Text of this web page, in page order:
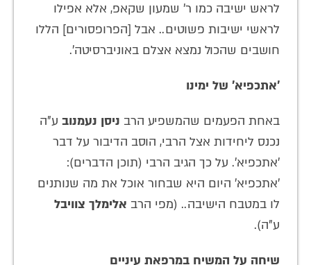
לראש ישיבה כמו ר' שמעון שקאפ, אלא אפילו
לראשי ישיבות פשוטים.. אבל [הפרופסורים] הללו
חושבים שהכול נמצא אצלם באוניברסיטה'.
'אתכפיא' של ימינו
באחת הפעמים שהמשפיע הרב ניסן נעמנוב ע"ה
נכנס ליחידות אצל הרבי, הוסב הדיבור על דבר
'אתכפיא'. על כך הגיב הרבי (תוכן הדברים):
'אתכפיא' היום היא שבחור אוכל את מה שנותנים
לו במטבח הישיבה.. (מפי הרב אלימלך צוויבל
ע"ה).
שיחה על המשיח במרפאת עיניים